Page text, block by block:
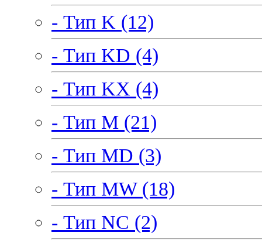
- Тип K (12)
- Тип KD (4)
- Тип KX (4)
- Тип M (21)
- Тип MD (3)
- Тип MW (18)
- Тип NC (2)